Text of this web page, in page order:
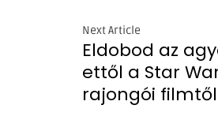
Next Article
Eldobod az
ettől a Star
rajongói